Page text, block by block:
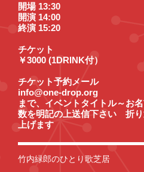
開場 13:30
開演 14:00
終演 15:20
チケット
￥3000 (1DRINK付）
チケット予約メール
info@one-drop.org
まで、イベントタイトル～お
数を明記の上送信下さい 折
上げます
竹内緑郎のひとり歌芝居